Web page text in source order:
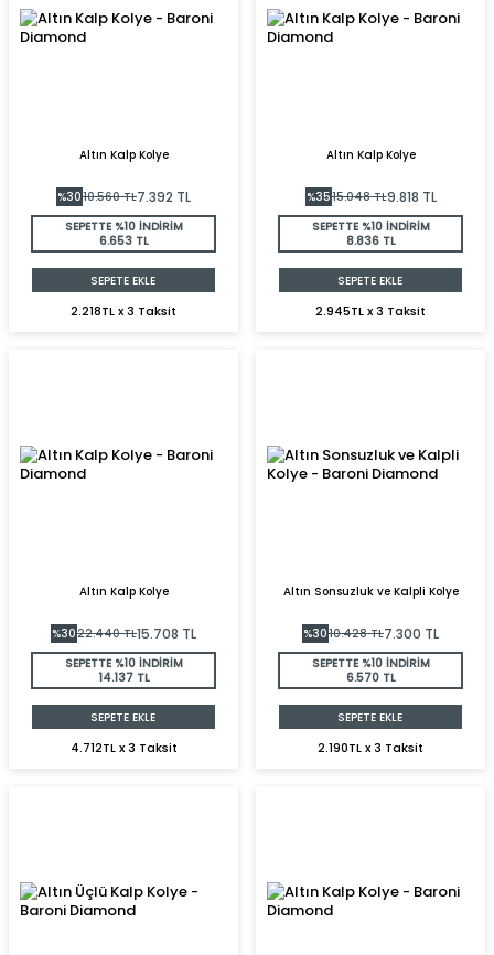
Altın Kalp Kolye
%3010.560TL7.392 TL
SEPETTE %10 İNDİRİM
6.653 TL
SEPETE EKLE
2.218TL x 3 Taksit
Altın Kalp Kolye
%3515.048TL9.818 TL
SEPETTE %10 İNDİRİM
8.836 TL
SEPETE EKLE
2.945TL x 3 Taksit
Altın Kalp Kolye
%3022.440TL15.708 TL
SEPETTE %10 İNDİRİM
14.137 TL
SEPETE EKLE
4.712TL x 3 Taksit
Altın Sonsuzluk ve Kalpli Kolye
%3010.428TL7.300 TL
SEPETTE %10 İNDİRİM
6.570 TL
SEPETE EKLE
2.190TL x 3 Taksit